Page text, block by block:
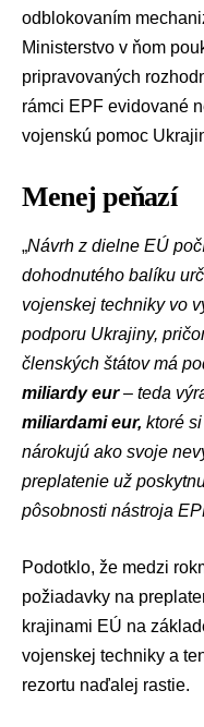
odblokovaním
Ministerstvo v ňom
pripravovaných
rámci EPF evidované
vojenskú pomoc
Menej peňazí
„Návrh z dielne EÚ
dohodnutého balíku
vojenskej techniky vo
podporu Ukrajiny,
členských štátov má
miliardy eur– teda
miliardami eur, ktoré
nárokujú ako svoje
preplatenie už
pôsobnosti nástroja
Podotklo, že medzi
požiadavky na
krajinami EÚ na
vojenskej techniky a
rezortu naďalej rastie.